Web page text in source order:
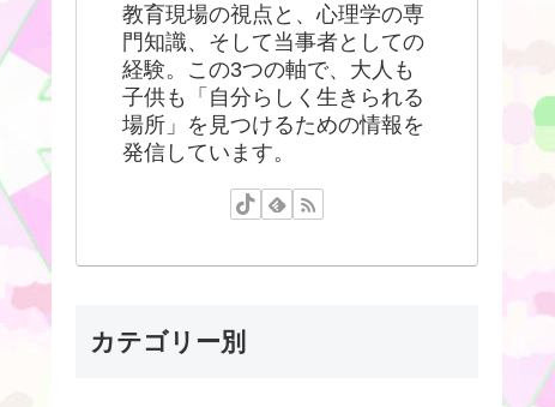
教育現場の視点と、心理学の専
門知識、そして当事者としての
経験。この3つの軸で、大人も
子供も「自分らしく生きられる
場所」を見つけるための情報を
発信しています。
カテゴリー別